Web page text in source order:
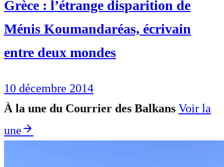
Grèce : l’étrange disparition de
Ménis Koumandaréas, écrivain
entre deux mondes
10 décembre 2014
À la une du Courrier des Balkans Voir la
une